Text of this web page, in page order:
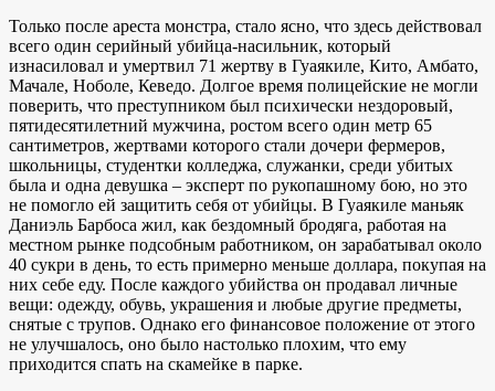
Только после ареста монстра, стало ясно, что здесь действовал
всего один серийный убийца-насильник, который
изнасиловал и умертвил 71 жертву в Гуаякиле, Кито, Амбато,
Мачале, Ноболе, Кеведо. Долгое время полицейские не могли
поверить, что преступником был психически нездоровый,
пятидесятилетний мужчина, ростом всего один метр 65
сантиметров, жертвами которого стали дочери фермеров,
школьницы, студентки колледжа, служанки, среди убитых
была и одна девушка – эксперт по рукопашному бою, но это
не помогло ей защитить себя от убийцы. В Гуаякиле маньяк
Даниэль Барбоса жил, как бездомный бродяга, работая на
местном рынке подсобным работником, он зарабатывал около
40 сукри в день, то есть примерно меньше доллара, покупая на
них себе еду. После каждого убийства он продавал личные
вещи: одежду, обувь, украшения и любые другие предметы,
снятые с трупов. Однако его финансовое положение от этого
не улучшалось, оно было настолько плохим, что ему
приходится спать на скамейке в парке.